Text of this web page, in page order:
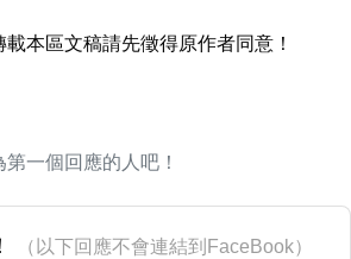
載本區文稿請先徵得原作者同意！
一個回應的人吧！
（以下回應不會連結到FaceBook）